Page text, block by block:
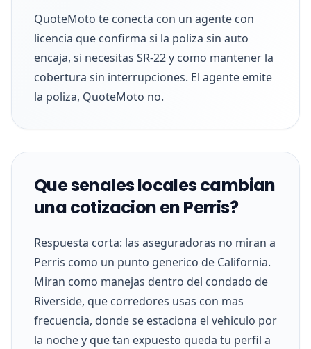
QuoteMoto te conecta con un agente con
licencia que confirma si la poliza sin auto
encaja, si necesitas SR-22 y como mantener la
cobertura sin interrupciones. El agente emite
la poliza, QuoteMoto no.
Que senales locales cambian
una cotizacion en Perris?
Respuesta corta: las aseguradoras no miran a
Perris como un punto generico de California.
Miran como manejas dentro del condado de
Riverside, que corredores usas con mas
frecuencia, donde se estaciona el vehiculo por
la noche y que tan expuesto queda tu perfil a